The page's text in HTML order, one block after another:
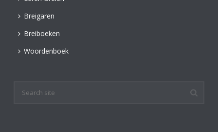
Breigaren
Breiboeken
Woordenboek